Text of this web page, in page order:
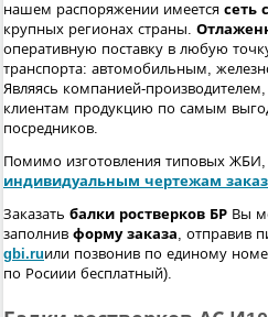
нашем распоряжении имеется сеть
крупных регионах страны.
оперативную поставку в любую
транспорта: автомобильным,
Являясь компанией-
клиентам продукцию по самым
посредников.
Помимо изготовления типовых
индивидуальным чертежам
Заказать балки ростверков БР Вы
заполнив форму заказа, отправив
gbi.ruили позвонив по единому
по Росиии бесплатный).